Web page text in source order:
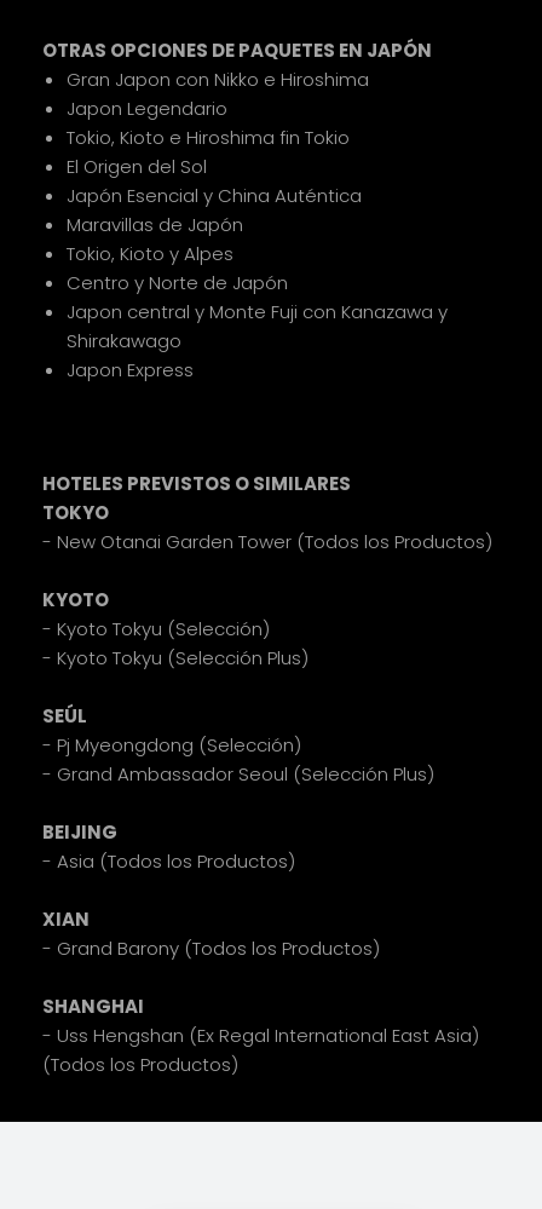
OTRAS OPCIONES DE PAQUETES EN JAPÓN
Gran Japon con Nikko e Hiroshima
Japon Legendario
Tokio, Kioto e Hiroshima fin Tokio
El Origen del Sol
Japón Esencial y China Auténtica
Maravillas de Japón
Tokio, Kioto y Alpes
Centro y Norte de Japón
Japon central y Monte Fuji con Kanazawa y
Shirakawago
Japon Express
HOTELES PREVISTOS O SIMILARES
TOKYO
- New Otanai Garden Tower (Todos los Productos)
KYOTO
- Kyoto Tokyu (Selección)
- Kyoto Tokyu (Selección Plus)
SEÚL
- Pj Myeongdong (Selección)
- Grand Ambassador Seoul (Selección Plus)
BEIJING
- Asia (Todos los Productos)
XIAN
- Grand Barony (Todos los Productos)
SHANGHAI
- Uss Hengshan (Ex Regal International East Asia)
(Todos los Productos)